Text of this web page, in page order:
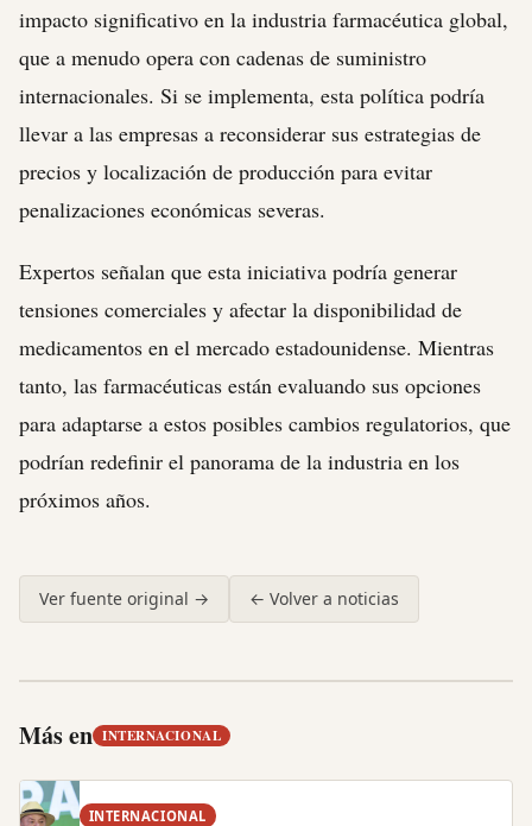
impacto significativo en la industria farmacéutica global,
que a menudo opera con cadenas de suministro
internacionales. Si se implementa, esta política podría
llevar a las empresas a reconsiderar sus estrategias de
precios y localización de producción para evitar
penalizaciones económicas severas.
Expertos señalan que esta iniciativa podría generar
tensiones comerciales y afectar la disponibilidad de
medicamentos en el mercado estadounidense. Mientras
tanto, las farmacéuticas están evaluando sus opciones
para adaptarse a estos posibles cambios regulatorios, que
podrían redefinir el panorama de la industria en los
próximos años.
Ver fuente original → ← Volver a noticias
Más en INTERNACIONAL
INTERNACIONAL